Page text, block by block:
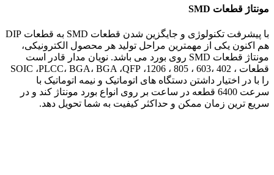
مونتاژ قطعات SMD
با پیشرفت تکنولوژی و جایگزین شدن قطعات SMD به قطعات DIP
هم اکنون یکی از مهمترین مراحل تولید هر محصول الکترونیکی،
مونتاژ قطعات SMD روی بورد می باشد. نویان مدار قادر است
قطعات ، 402 ،603 ، 805 ، 1206، SOIC ،PLCC، BGA، BGA ،QFP
را با در اختیار داشتن دستگاه های اتوماتیک و نیمه اتوماتیک با
سرعت 6400 قطعه در ساعت بر روی انواع بورد مونتاژ کند و در
سریع ترین زمان ممکن و حداکثر کیفیت به شما تحویل دهد.